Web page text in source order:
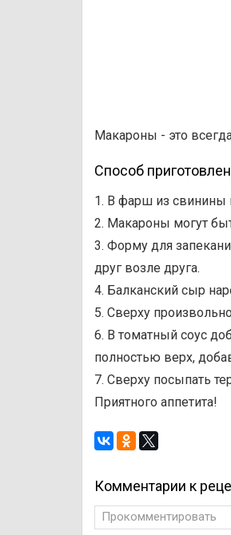
Макароны - это
Способ
1. В фарш из свинины
2. Макароны могут
3. Форму для
друг возле друга.
4. Балканский сыр
5. Сверху
6. В томатный соус
полностью верх,
7. Сверху посыпать
Приятного аппетита!
Комментарии к
Прокомментировать